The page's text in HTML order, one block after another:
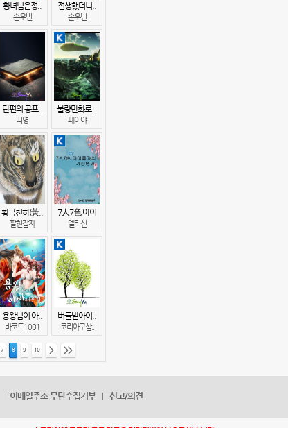
황녀님은정..
손우빈
전생했더니..
손우빈
단편의 공포..
띠영
불량만화로 ..
페이야
황금천하(黃..
팔천갑자
7人7色 아이
엘리신
용왕님이 아..
바코드1001
버들밭아이..
코리아구삼..
7 8 9 10 > >>
이메일주소 무단수집거부 신고/의견